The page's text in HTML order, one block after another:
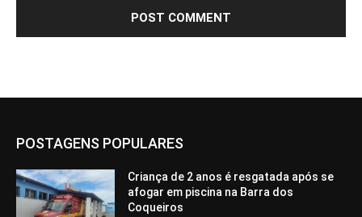
POSTAGENS POPULARES
Criança de 2 anos é resgatada após se
afogar em piscina na Barra dos
Coqueiros